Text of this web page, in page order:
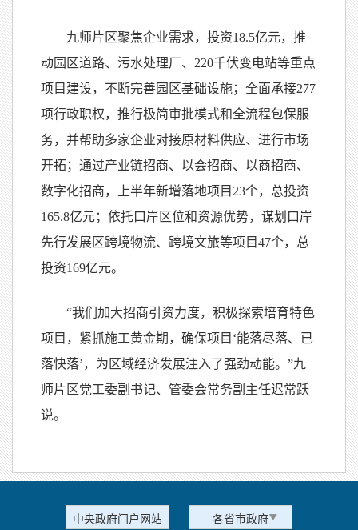
九师片区聚焦企业需求，投资18.5亿元，推
动园区道路、污水处理厂、220千伏变电站等重点
项目建设，不断完善园区基础设施；全面承接277
项行政职权，推行极简审批模式和全流程包保服
务，并帮助多家企业对接原材料供应、进行市场
开拓；通过产业链招商、以会招商、以商招商、
数字化招商，上半年新增落地项目23个，总投资
165.8亿元；依托口岸区位和资源优势，谋划口岸
先行发展区跨境物流、跨境文旅等项目47个，总
投资169亿元。
“我们加大招商引资力度，积极探索培育特色
项目，紧抓施工黄金期，确保项目‘能落尽落、已
落快落’，为区域经济发展注入了强劲动能。”九
师片区党工委副书记、管委会常务副主任迟常跃
说。
中央政府门户网站 各省市政府